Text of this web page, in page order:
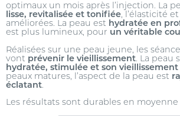
optimaux un mois après l’injection. La
lisse, revitalisée et tonifiée, l’élasticité
améliorées. La peau est hydratée en
est plus lumineux, pour un véritable
Réalisées sur une peau jeune, les
vont prévenir le vieillissement. La peau
hydratée, stimulée et son
peaux matures, l’aspect de la peau est
éclatant.
Les résultats sont durables en moyenne